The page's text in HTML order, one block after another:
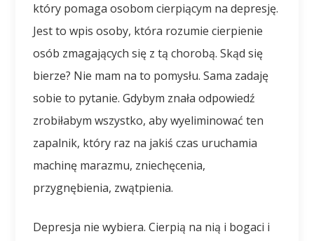
który pomaga osobom cierpiącym na depresję.
Jest to wpis osoby, która rozumie cierpienie
osób zmagających się z tą chorobą. Skąd się
bierze? Nie mam na to pomysłu. Sama zadaję
sobie to pytanie. Gdybym znała odpowiedź
zrobiłabym wszystko, aby wyeliminować ten
zapalnik, który raz na jakiś czas uruchamia
machinę marazmu, zniechęcenia,
przygnębienia, zwątpienia.
Depresja nie wybiera. Cierpią na nią i bogaci i